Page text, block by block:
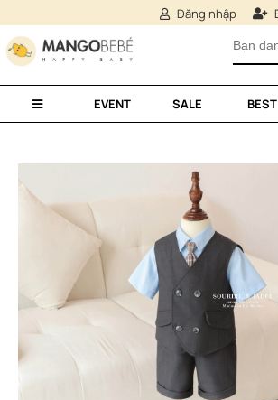
Đăng nhập
EVENT SALE BEST